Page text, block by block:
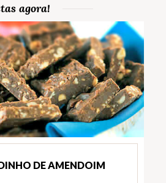
agora!
DE AMENDOIM